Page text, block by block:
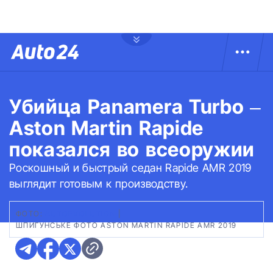
Убийца Panamera Turbo –
Aston Martin Rapide
показался во всеоружии
Роскошный и быстрый седан Rapide AMR 2019
выглядит готовым к производству.
ФОТО:
ШПИГУНСЬКЕ ФОТО ASTON MARTIN RAPIDE AMR 2019